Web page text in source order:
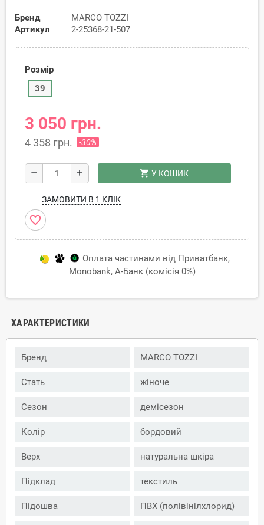
Бренд
MARCO TOZZI
Артикул
2-25368-21-507
Розмір
39
3 050 грн.
4 358 грн. -30%
remove add shopping_cart У КОШИК
ЗАМОВИТИ В 1 КЛІК
favorite_border
Оплата частинами від Приватбанк,
Monobank, А-Банк (комісія 0%)
ХАРАКТЕРИСТИКИ
Бренд MARCO TOZZI
Стать жіноче
Сезон демісезон
Колір бордовий
Верх натуральна шкіра
Підклад текстиль
Підошва ПВХ (полівінілхлорид)